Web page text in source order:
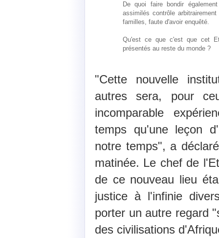
De quoi faire bondir
assimilés contrôle
familles, faute d'avoir enquêté.
Qu'est ce que c'est que cet
présentés au reste du monde ?
"Cette nouvelle
autres sera, pour
incomparable
temps qu'une leçon
notre temps", a
matinée. Le chef de
de ce nouveau lieu
justice à l'infinie
porter un autre regard
des civilisations